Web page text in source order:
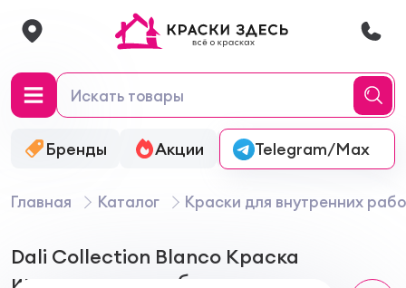
Бренды Акции Онлайн-колеровка
Telegram/Max
Главная Каталог Краски для внутренних
Dali Collection Blanco Краска
интерьерная глубокоматовая